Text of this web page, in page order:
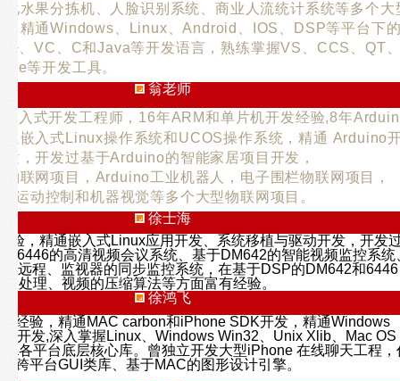
化水果分拣机、人脸识别系统、商业人流统计系统等多个大
。精通Windows、Linux、Android、IOS、DSP等平台下
、VC、C和Java等开发语言，熟练掌握VS、CCS、QT
等开发工具。
翁老师
嵌入式开发工程师，16年ARM和单片机开发经验,8年
通嵌入式Linux操作系统和UCOS操作系统，精通 Arduino
，开发过基于Arduino的智能家居项目开发，
物联网项目，Arduino工业机器人，电子围栏物联网项目，
运动控制和机器视觉等多个大型物联网项目。
徐士海
验，精通嵌入式Linux应用开发、系统移植与驱动开发，开发
的高清视频会议系统、基于DM642的智能视频监控系统
IP远程、监视器的同步监控系统，在基于DSP的DM642和6446
处理、视频的压缩算法等方面富有经验。
徐鸿飞
经验，精通MAC carbon和iPhone SDK开发，精通Windows
开发,深入掌握Linux、Windows Win32、Unix Xlib、Mac OS
各平台底层核心库。曾独立开发大型iPhone 在线聊天工程，
跨平台GUI类库、基于MAC的图形设计引擎。